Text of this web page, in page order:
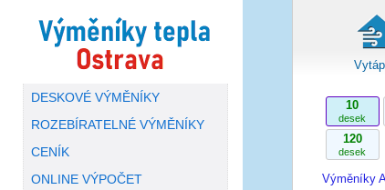
DESKOVÉ VÝMĚNÍKY
ROZEBÍRATELNÉ VÝMĚNÍKY
CENÍK
ONLINE VÝPOČET
10
desek
120
desek
Výměníky